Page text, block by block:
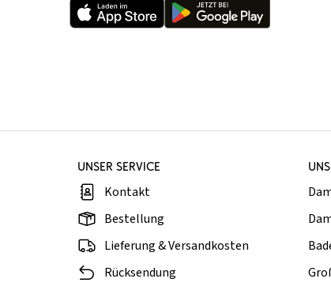
UNSER SERVICE
Kontakt
Bestellung
Lieferung & Versandkosten
Rücksendung